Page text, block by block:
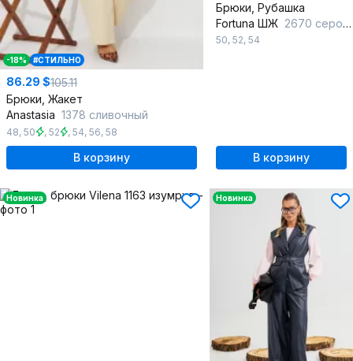
-18% #СТИЛЬНО
86.29 $105.11
Брюки, Жакет
Anastasia 1378 сливочный
48, 50 , 52 , 54, 56, 58
В корзину
Брюки, Рубашка
Fortuna ШЖ 2670 серо-голубой
50, 52, 54
В корзину
Новинка Новинка